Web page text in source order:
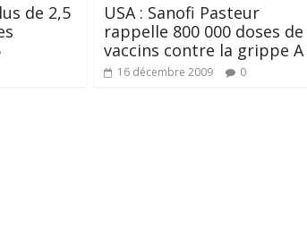
de 2,5
USA : Sanofi Pasteur
rappelle 800 000 doses de
vaccins contre la grippe A
16 décembre 2009 0